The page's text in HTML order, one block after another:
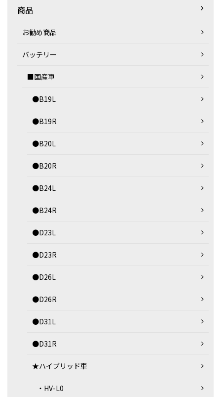
商品
お勧め商品
バッテリー
■国産車
●B19L
●B19R
●B20L
●B20R
●B24L
●B24R
●D23L
●D23R
●D26L
●D26R
●D31L
●D31R
★ハイブリッド車
・HV-L0